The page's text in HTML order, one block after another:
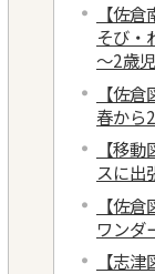
【佐
そび・
～2歳
【佐
春から
【移
スに出
【佐
ワンダ
【志